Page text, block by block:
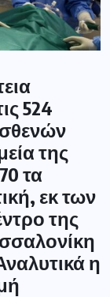
524
της
τα
εκ των
της
η